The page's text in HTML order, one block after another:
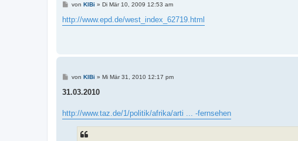
B
i
t
von KlBi » Di Mär 10, 2009 12:53 am
http://www.epd.de/west_index_62719.html
B
i
a
g
von KlBi » Mi Mär 31, 2010 12:17 pm
31.03.2010
http://www.taz.de/1/politik/afrika/arti ... -fernsehen